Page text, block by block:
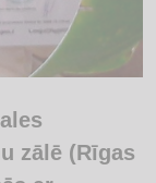
zālē (Rīgas